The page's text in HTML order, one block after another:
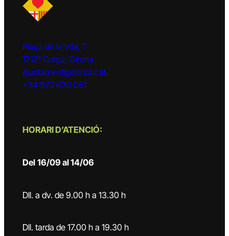
Plaça de la Vila, 1
17121 Corçà, Girona
ajuntament@corca.cat
+34 972 630 051
HORARI D’ATENCIÓ:
Del 16/09 al 14/06
Dll. a dv. de 9.00 h a 13.30 h
Dll. tarda de 17.00 h a 19.30 h